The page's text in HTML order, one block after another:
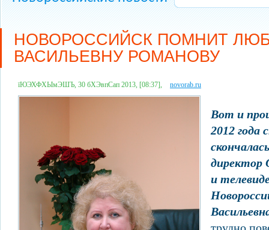
НОВОРОССИЙСК ПОМНИТ
ВАСИЛЬЕВНУ РОМАНОВУ
їЮЭХФХЫмЭШЪ, 30 бХЭвпСап 2013, [08:37], novorab.ru
Вот и
2012 года
директор
и